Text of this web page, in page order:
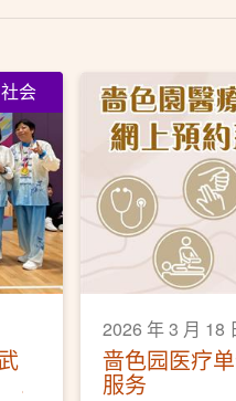
社会
2026 年 3 月 18
啬色园医疗
服务